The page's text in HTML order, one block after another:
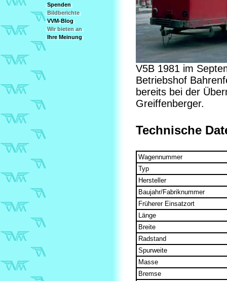
Spenden
Bildberichte
VVM-Blog
Wir bieten an
Ihre Meinung
V5B 1981 im
Betriebshof
bereits bei der
Greiffenberger.
Technische
Wagennummer
Typ
Hersteller
Baujahr/Fabriknummer
Früherer Einsatzort
Länge
Breite
Radstand
Spurweite
Masse
Bremse